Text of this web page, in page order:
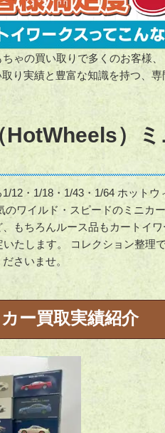
ゃの買い取りで多くのお客様
り実績と豊富な知識を持つ、
）
12・1/18・1/43・1/64 ホット
ワイルド・スピードのミニカ
もちろんルース品もカートイ
たします。 コレクション整理
さいませ。
ー買取実績紹介